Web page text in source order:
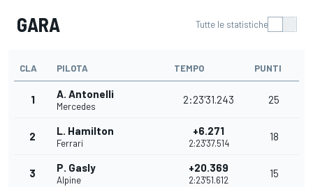
GARA Tutte le statistiche
CLA PILOTA TEMPO PUNTI
1 A. Antonelli
Mercedes
2:23'31.243 25
2 L. Hamilton
Ferrari
+6.271
2:23'37.514
18
3 P. Gasly
Alpine
+20.369
2:23'51.612
15